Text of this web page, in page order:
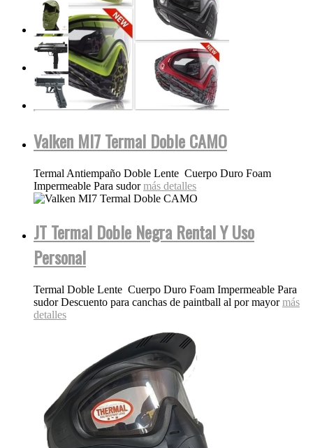
Valken MI7 Termal Doble CAMO
Termal Antiempaño Doble Lente Cuerpo Duro Foam
Impermeable Para sudormás detalles
JT Termal Doble Negra Rental Y Uso
Personal
Termal Doble Lente Cuerpo Duro Foam Impermeable Para
sudor Descuento para canchas de paintball al por mayormás
detalles